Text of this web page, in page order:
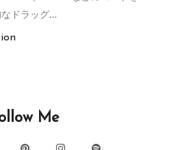
ドラッグ…
Me